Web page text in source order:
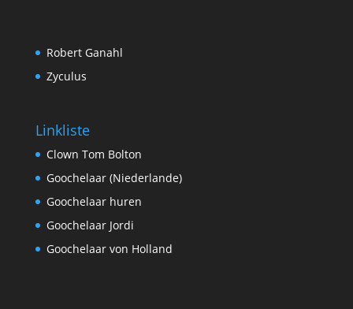
Robert Ganahl
Zyculus
Linkliste
Clown Tom Bolton
Goochelaar (Niederlande)
Goochelaar huren
Goochelaar Jordi
Goochelaar von Holland